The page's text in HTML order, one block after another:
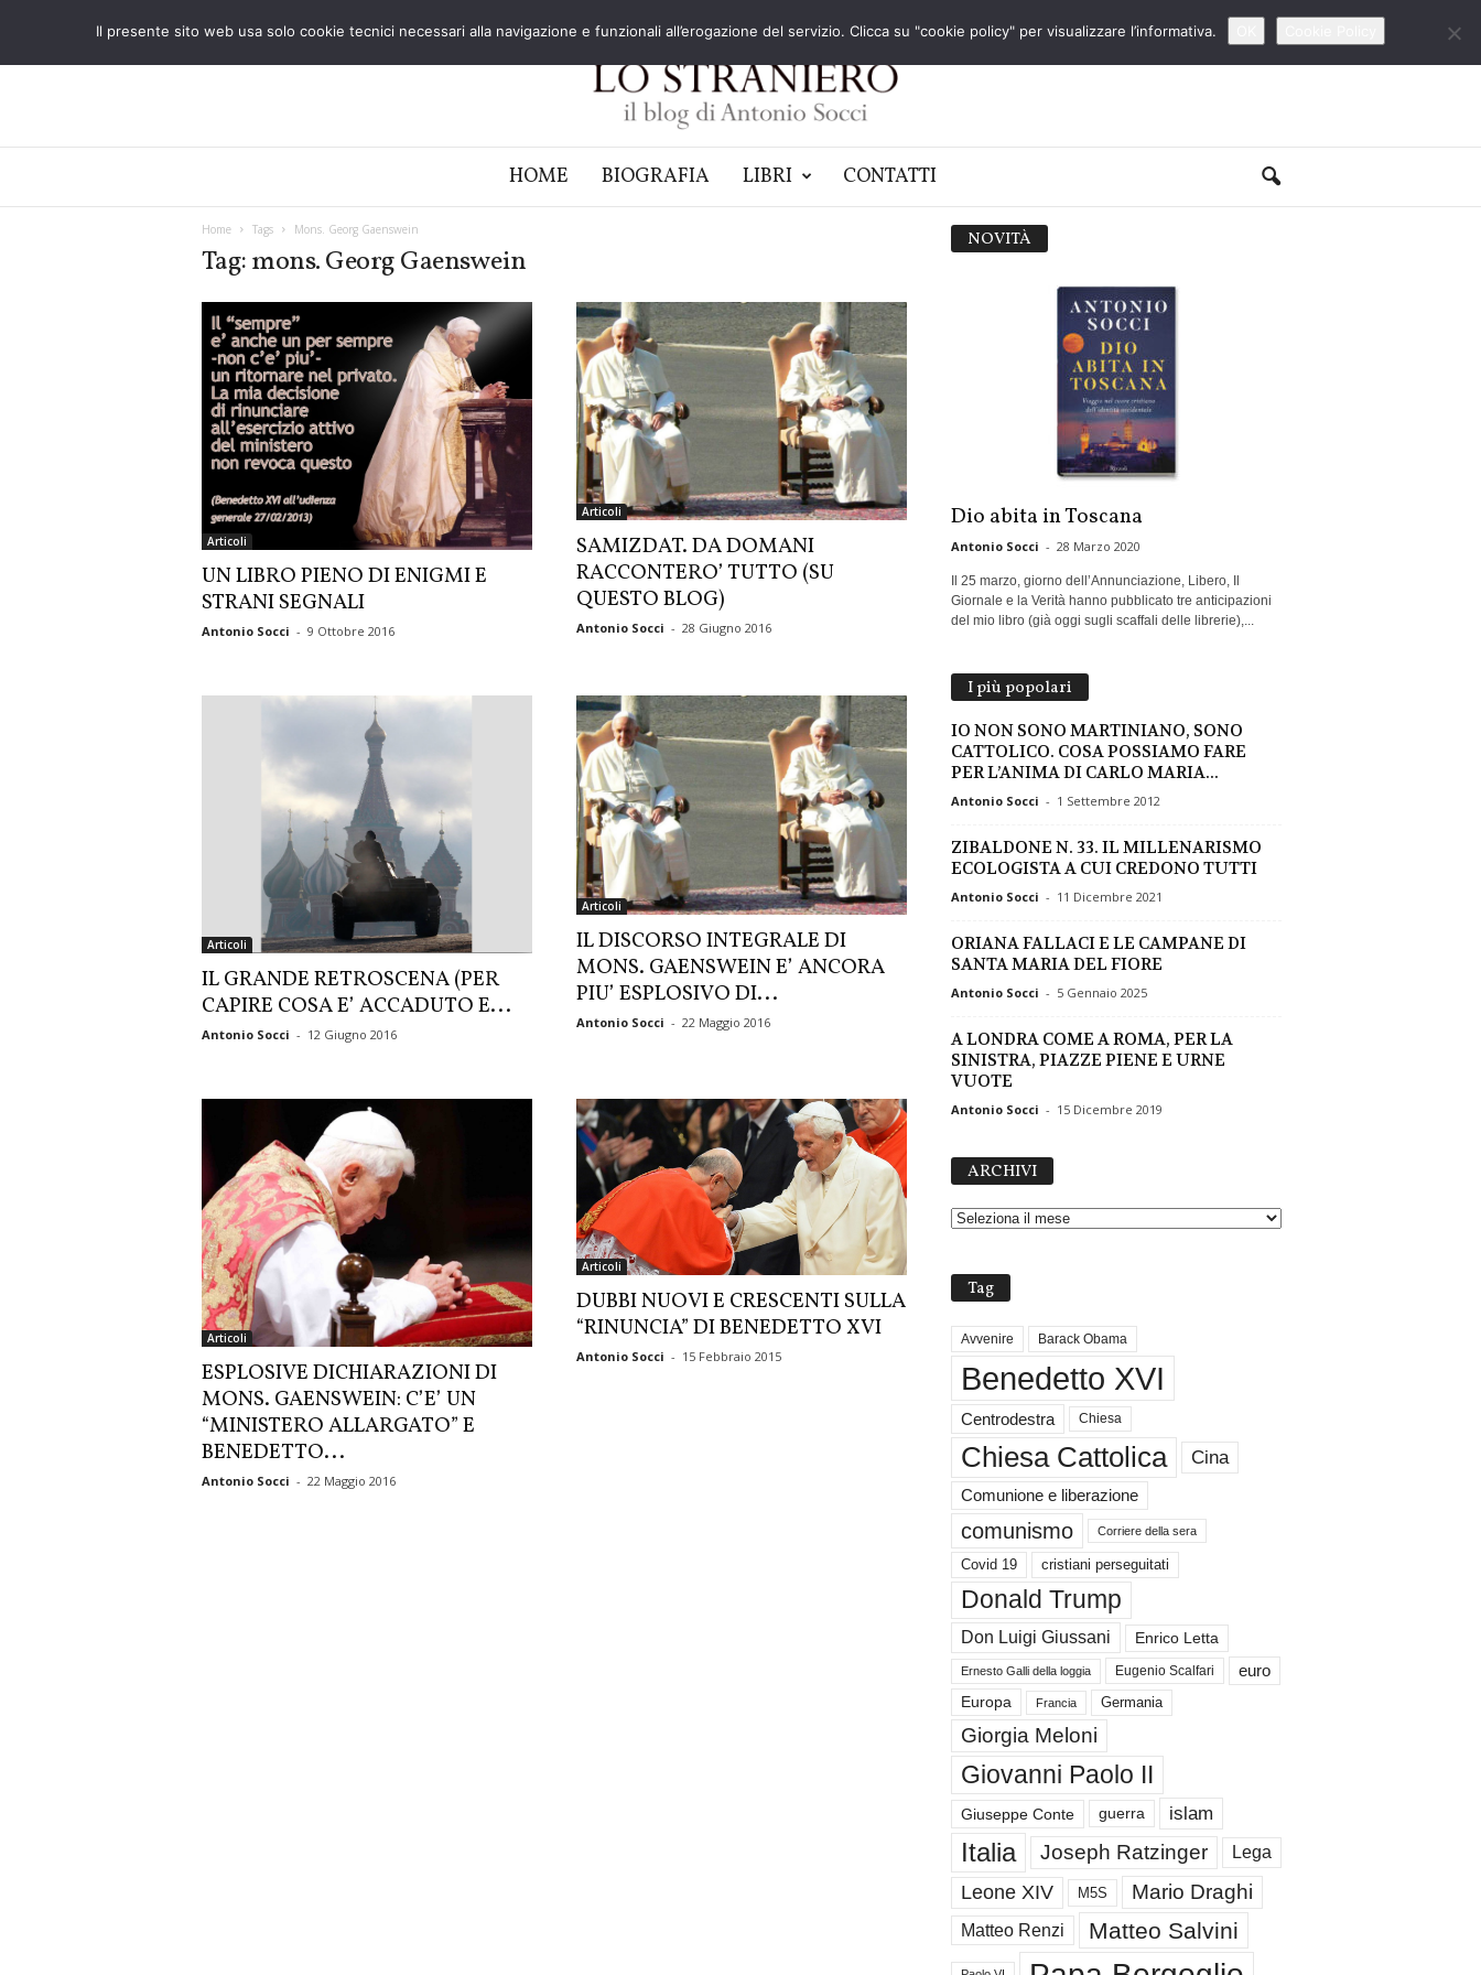
S
HOME BIOGRAFIA LIBRI CONTATTI
Home Tags Mons. Georg Gaenswein
Tag: mons. Georg Gaenswein
Articoli
UN LIBRO PIENO DI ENIGMI E
STRANI SEGNALI
Antonio Socci - 9 Ottobre 2016
Articoli
SAMIZDAT. DA DOMANI
RACCONTERO’ TUTTO (SU
QUESTO BLOG)
Antonio Socci - 28 Giugno 2016
Articoli
IL GRANDE RETROSCENA (PER
CAPIRE COSA E’ ACCADUTO E...
Antonio Socci - 12 Giugno 2016
Articoli
IL DISCORSO INTEGRALE DI
MONS. GAENSWEIN E’ ANCORA
PIU’ ESPLOSIVO DI...
Antonio Socci - 22 Maggio 2016
Articoli
ESPLOSIVE DICHIARAZIONI DI
MONS. GAENSWEIN: C’E’ UN
“MINISTERO ALLARGATO” E
BENEDETTO...
Antonio Socci - 22 Maggio 2016
Articoli
DUBBI NUOVI E CRESCENTI SULLA
“RINUNCIA” DI BENEDETTO XVI
Antonio Socci - 15 Febbraio 2015
NOVITÀ
Dio abita in Toscana
Antonio Socci - 28 Marzo 2020
Il 25 marzo, giorno dell’Annunciazione, Libero, Il
Giornale e la Verità hanno pubblicato tre anticipazioni
del mio libro (già oggi sugli scaffali delle librerie),...
I più popolari
IO NON SONO MARTINIANO, SONO
CATTOLICO. COSA POSSIAMO FARE
PER L’ANIMA DI CARLO MARIA...
Antonio Socci - 1 Settembre 2012
ZIBALDONE N. 33. IL MILLENARISMO
ECOLOGISTA A CUI CREDONO TUTTI
Antonio Socci - 11 Dicembre 2021
ORIANA FALLACI E LE CAMPANE DI
SANTA MARIA DEL FIORE
Antonio Socci - 5 Gennaio 2025
A LONDRA COME A ROMA, PER LA
SINISTRA, PIAZZE PIENE E URNE
VUOTE
Antonio Socci - 15 Dicembre 2019
ARCHIVI
H
Tag
Avvenire Barack Obama
Benedetto XVI
Centrodestra Chiesa
Chiesa Cattolica Cina
Comunione e liberazione
comunismo Corriere della sera
Covid 19 cristiani perseguitati
Donald Trump
Don Luigi Giussani Enrico Letta
Ernesto Galli della loggia Eugenio Scalfari euro
Europa Francia Germania
Giorgia Meloni
Giovanni Paolo II
Giuseppe Conte guerra islam
Italia Joseph Ratzinger Lega
Leone XIV M5S Mario Draghi
Matteo Renzi Matteo Salvini
Il presente sito web usa solo cookie tecnici necessari alla navigazione e funzionali all’erogazione del servizio. Clicca su "cookie policy" per visualizzare l’informativa.